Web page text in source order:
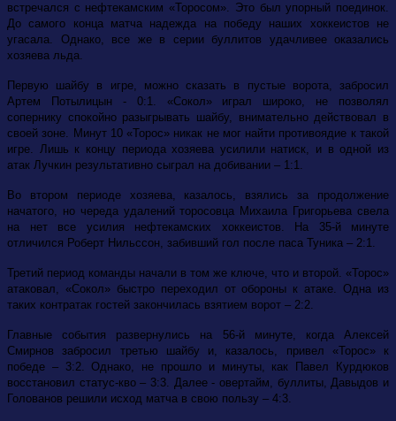
встречался с нефтекамским «Торосом». Это был упорный поединок.
До самого конца матча надежда на победу наших хоккеистов не
угасала. Однако, все же в серии буллитов удачливее оказались
хозяева льда.
Первую шайбу в игре, можно сказать в пустые ворота, забросил
Артем Потылицын - 0:1. «Сокол» играл широко, не позволял
сопернику спокойно разыгрывать шайбу, внимательно действовал в
своей зоне. Минут 10 «Торос» никак не мог найти противоядие к такой
игре. Лишь к концу периода хозяева усилили натиск, и в одной из
атак Лучкин результативно сыграл на добивании – 1:1.
Во втором периоде хозяева, казалось, взялись за продолжение
начатого, но череда удалений торосовца Михаила Григорьева свела
на нет все усилия нефтекамских хоккеистов. На 35-й минуте
отличился Роберт Нильссон, забивший гол после паса Туника – 2:1.
Третий период команды начали в том же ключе, что и второй. «Торос»
атаковал, «Сокол» быстро переходил от обороны к атаке. Одна из
таких контратак гостей закончилась взятием ворот – 2:2.
Главные события развернулись на 56-й минуте, когда Алексей
Смирнов забросил третью шайбу и, казалось, привел «Торос» к
победе – 3:2. Однако, не прошло и минуты, как Павел Курдюков
восстановил статус-кво – 3:3. Далее - овертайм, буллиты, Давыдов и
Голованов решили исход матча в свою пользу – 4:3.